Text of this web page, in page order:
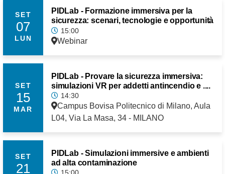
SET
07
LUN
PIDLab - Formazione immersiva per la
sicurezza: scenari, tecnologie e opportunità
15:00
Webinar
SET
15
MAR
PIDLab - Provare la sicurezza immersiva:
simulazioni VR per addetti antincendio e ....
14:30
Campus Bovisa Politecnico di Milano, Aula
L04, Via La Masa, 34 - MILANO
SET
21
PIDLab - Simulazioni immersive e ambienti
ad alta contaminazione